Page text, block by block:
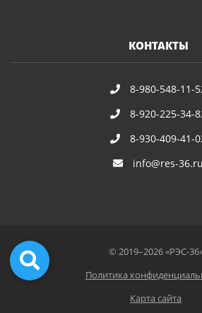
КОНТАКТЫ
8-980-548-11-
8-920-225-34-
8-930-409-41-
info@res-36.ru
© 2019–2026 «РЭС-
Политика
Карта сайта